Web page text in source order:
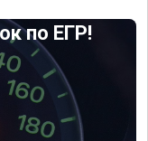
по ЕГР!